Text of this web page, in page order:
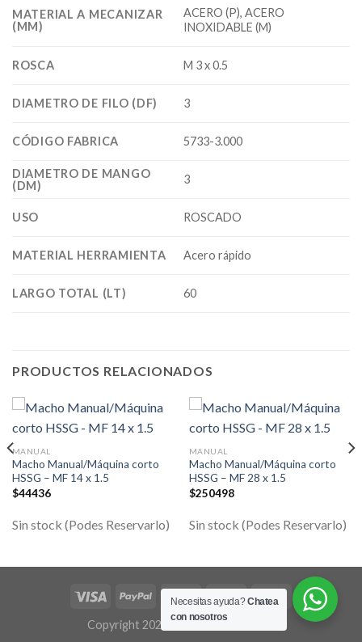
MATERIAL A MECANIZAR
(MM)
ACERO (P), ACERO
INOXIDABLE (M)
ROSCA M 3 x 0.5
DIAMETRO DE FILO (DF) 3
CÓDIGO FABRICA 5733-3.000
DIAMETRO DE MANGO
(DM)
3
USO ROSCADO
MATERIAL HERRAMIENTA Acero rápido
LARGO TOTAL (LT) 60
PRODUCTOS RELACIONADOS
MANUAL
Macho Manual/Máquina corto
HSSG – MF 14 x 1.5
$44436
Sin stock (Podes Reservarlo)
MANUAL
Macho Manual/Máquina corto
HSSG – MF 28 x 1.5
$250498
Sin stock (Podes Reservarlo)
Copyright 2026 ©Flatsome Theme
Necesitas ayuda?Chatea
con nosotros